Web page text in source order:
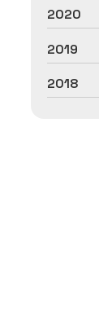
2020
2019
2018